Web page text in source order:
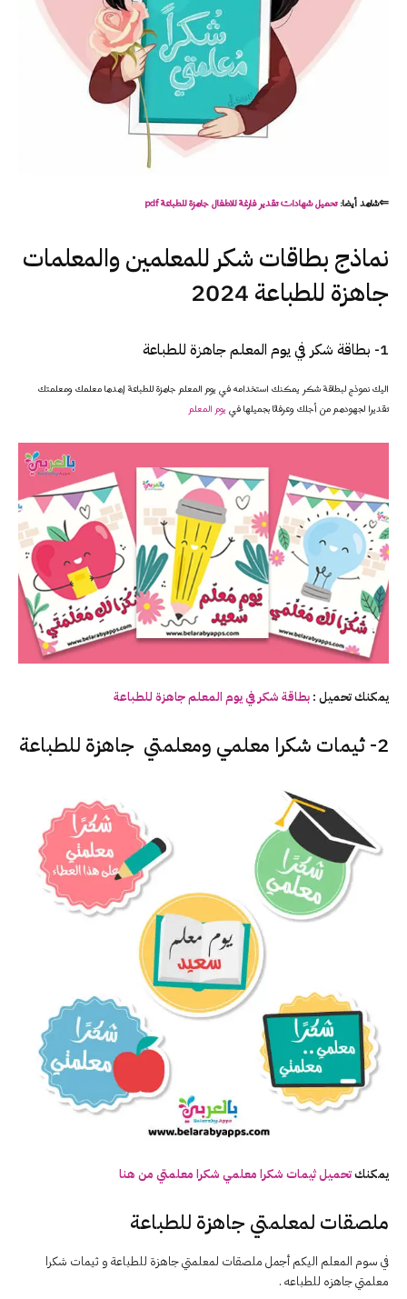
⇐شاهد أيضا:تحميلشهاداتتقديرفارغة للاطفال جاهزة للطباعة pdf
نماذج بطاقات شكر للمعلمين والمعلمات
جاهزة للطباعة 2024
1- بطاقة شكر في يوم المعلم جاهزة للطباعة
اليك نموذج لبطاقة شكر يمكنك استخدامه في يوم المعلم جاهزة للطباعة إهدها معلمك ومعلمتك
تقديرا لجهودهم من أجلك وعرفانًا بجميلها فييوم المعلم
يمكنك تحميل : بطاقة شكر في يوم المعلم جاهزة للطباعة
2- ثيمات شكرا معلمي ومعلمتي جاهزة للطباعة
يمكنكتحميل ثيمات شكرا معلمي شكرا معلمتي من هنا
ملصقات لمعلمتي جاهزة للطباعة
في سوم المعلم اليكم أجمل ملصقات لمعلمتي جاهزة للطباعة و ثيمات شكرا
معلمتي جاهزه للطباعه .